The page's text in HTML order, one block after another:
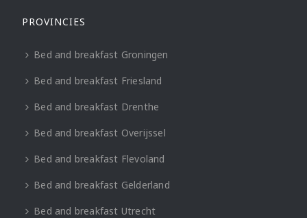
PROVINCIES
Bed and breakfast Groningen
Bed and breakfast Friesland
Bed and breakfast Drenthe
Bed and breakfast Overijssel
Bed and breakfast Flevoland
Bed and breakfast Gelderland
Bed and breakfast Utrecht